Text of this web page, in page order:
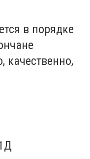
в порядке
качественно,